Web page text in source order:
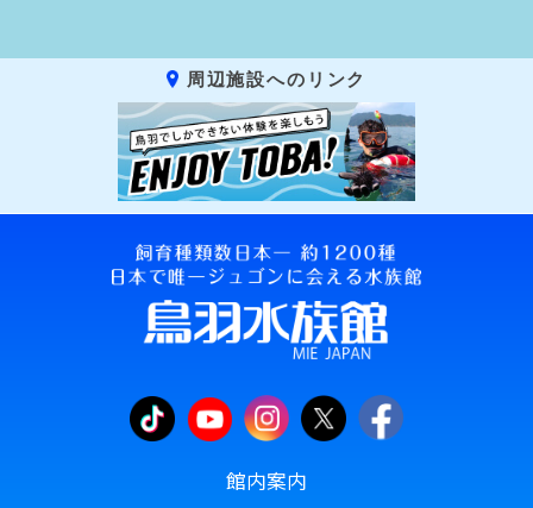
周辺施設へのリンク
館内案内